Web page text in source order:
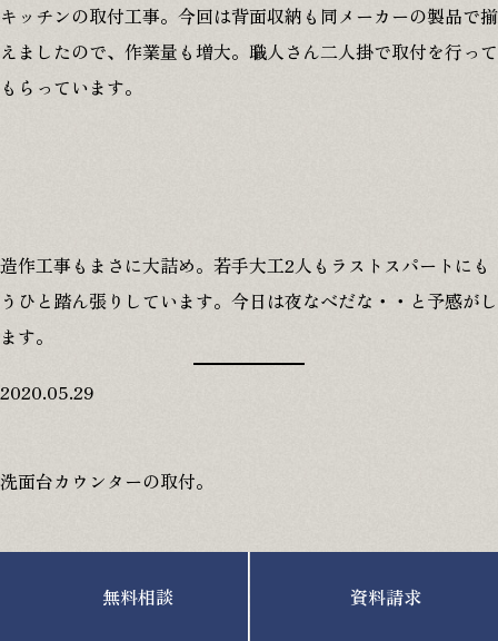
キッチンの取付工事。今回は背面収納も同メーカーの製品で揃
えましたので、作業量も増大。職人さん二人掛で取付を行って
もらっています。
造作工事もまさに大詰め。若手大工2人もラストスパートにも
うひと踏ん張りしています。今日は夜なべだな・・と予感がし
ます。
2020.05.29
洗面台カウンターの取付。
無料相談 資料請求